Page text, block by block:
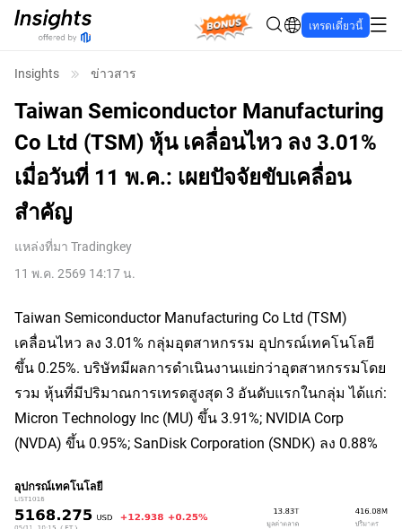
Bonus เทรดเดี๋ยวนี้
Insights ข่าวสาร
Taiwan Semiconductor Manufacturing
Co Ltd (TSM) หุ้น เคลื่อนไหว ลง 3.01%
เมื่อวันที่ 11 พ.ค.: เผยปัจจัยขับเคลื่อน
สำคัญ
แหล่งที่มา Tradingkey
11 พ.ค. 2569 14:17 น.
Taiwan Semiconductor Manufacturing Co Ltd (TSM)
เคลื่อนไหว ลง 3.01% กลุ่มอุตสาหกรรม อุปกรณ์เทคโนโลยี
ขึ้น 0.25%. บริษัทมีผลการดำเนินงานแย่กว่าอุตสาหกรรมโดย
รวม หุ้นที่มีปริมาณการเทรดสูงสุด 3 อันดับแรกในกลุ่ม ได้แก่:
Micron Technology Inc (MU) ขึ้น 3.91%; NVIDIA Corp
(NVDA) ขึ้น 0.95%; SanDisk Corporation (SNDK) ลง 0.88%